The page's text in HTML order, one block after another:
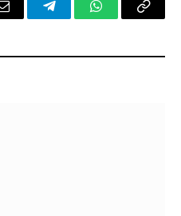
Email TelegramWhatsApp
Copy